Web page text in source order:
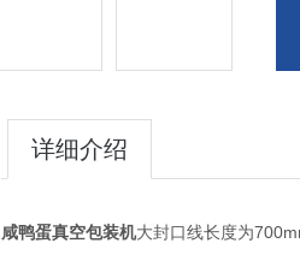
详细介绍
咸鸭蛋真空包装机大封口线长度为